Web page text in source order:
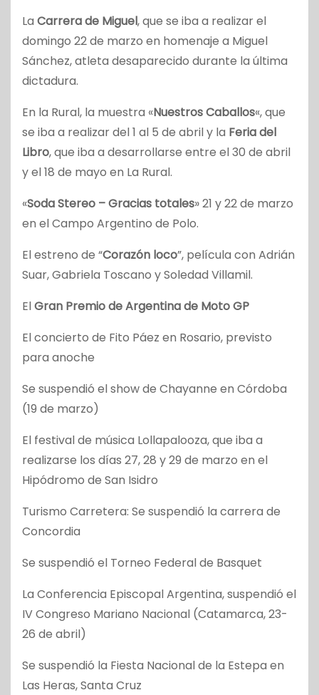
La Carrera de Miguel, que se iba a realizar el
domingo 22 de marzo en homenaje a Miguel
Sánchez, atleta desaparecido durante la última
dictadura.
En la Rural, la muestra «Nuestros Caballos«, que
se iba a realizar del 1 al 5 de abril y la Feria del
Libro, que iba a desarrollarse entre el 30 de abril
y el 18 de mayo en La Rural.
«Soda Stereo – Gracias totales» 21 y 22 de marzo
en el Campo Argentino de Polo.
El estreno de “Corazón loco”, película con Adrián
Suar, Gabriela Toscano y Soledad Villamil.
ElGran Premio de Argentina de Moto GP
El concierto de Fito Páez en Rosario, previsto
para anoche
Se suspendió el show de Chayanne en Córdoba
(19 de marzo)
El festival de música Lollapalooza, que iba a
realizarse los días 27, 28 y 29 de marzo en el
Hipódromo de San Isidro
Turismo Carretera: Se suspendió la carrera de
Concordia
Se suspendió el Torneo Federal de Basquet
La Conferencia Episcopal Argentina, suspendió el
IV Congreso Mariano Nacional (Catamarca, 23-
26 de abril)
Se suspendió la Fiesta Nacional de la Estepa en
Las Heras, Santa Cruz